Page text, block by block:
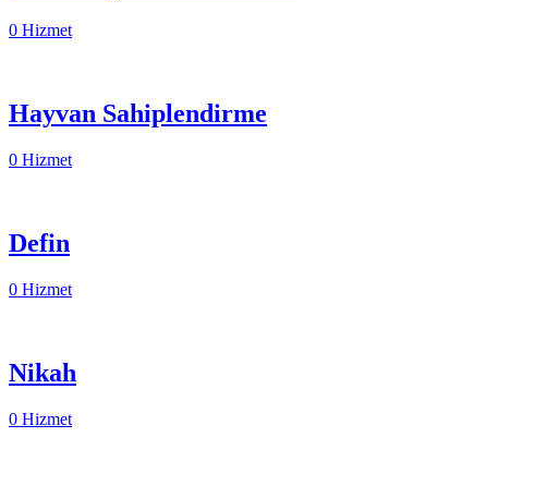
0 Hizmet
Hayvan Sahiplendirme
0 Hizmet
Defin
0 Hizmet
Nikah
0 Hizmet